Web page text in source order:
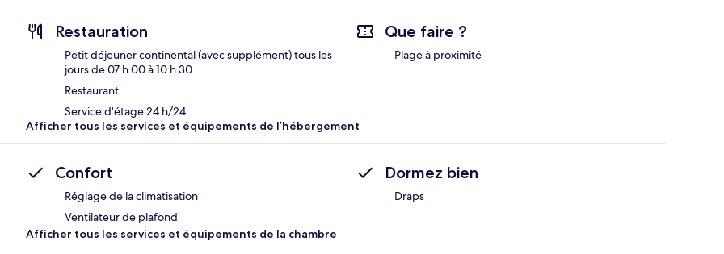
Restauration
Petit déjeuner continental (avec supplément) tous les
jours de 07 h 00 à 10 h 30
Restaurant
Service d'étage 24 h/24
Que faire ?
Plage à proximité
Afficher tous les services et équipements de l’hébergement
Confort
Réglage de la climatisation
Ventilateur de plafond
Dormez bien
Draps
Afficher tous les services et équipements de la chambre